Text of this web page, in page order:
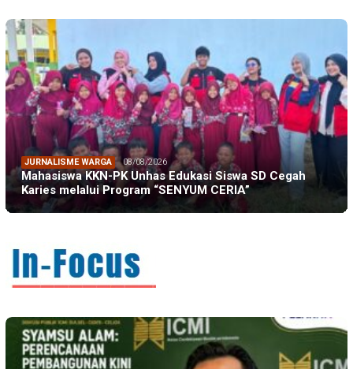
JURNALISME WARGA 08/08/2026
Mahasiswa KKN-PK Unhas Edukasi Siswa SD Cegah
Karies melalui Program “SENYUM CERIA”